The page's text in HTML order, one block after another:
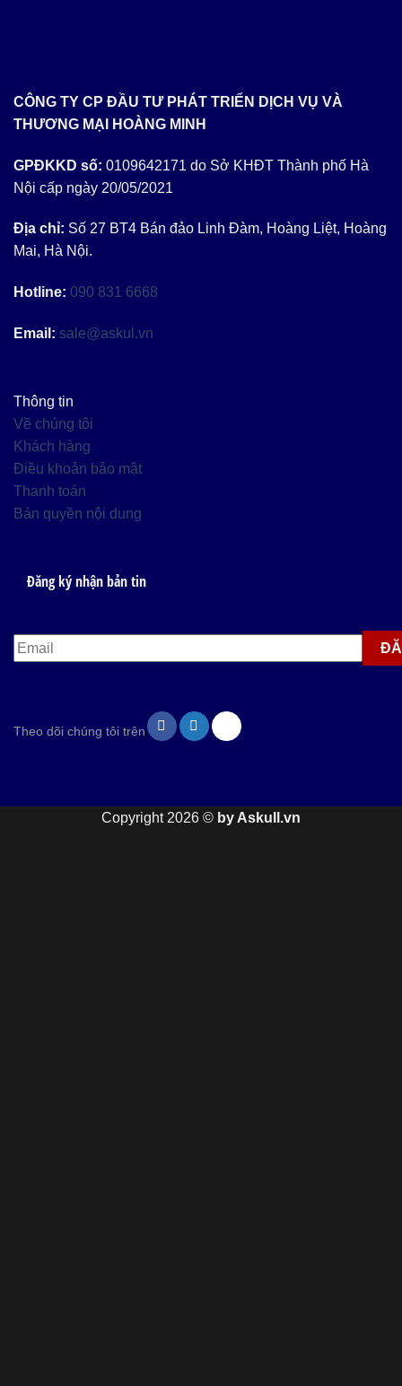
CÔNG TY CP ĐẦU TƯ PHÁT TRIỂN DỊCH VỤ VÀ
THƯƠNG MẠI HOÀNG MINH
GPĐKKD số: 0109642171 do Sở KHĐT Thành phố Hà
Nội cấp ngày 20/05/2021
Địa chỉ: Số 27 BT4 Bán đảo Linh Đàm, Hoàng Liệt, Hoàng
Mai, Hà Nội.
Hotline: 090 831 6668
Email: sale@askul.vn
Thông tin
Về chúng tôi
Khách hàng
Điều khoản bảo mật
Thanh toán
Bản quyền nội dung
Đăng ký nhận bản tin
Theo dõi chúng tôi trên
Copyright 2026 © by Askull.vn